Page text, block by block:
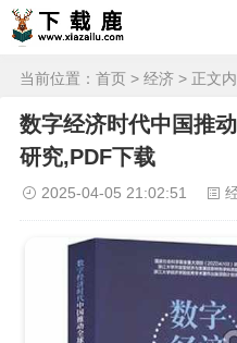
当前位置： 首页 > 经济 > 正文
数字经济时代中国推
研究,PDF下载
2025-04-05 21:02:51